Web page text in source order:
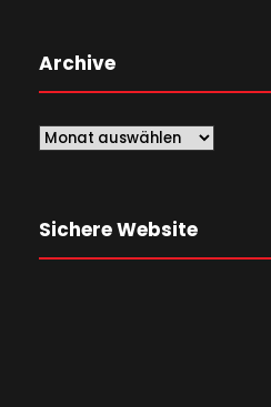
Archive
Sichere Website